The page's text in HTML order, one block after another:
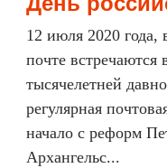
12 июля 2020 года,
почте
тысячелетней
регулярная
начало с реформ
Архангельс...